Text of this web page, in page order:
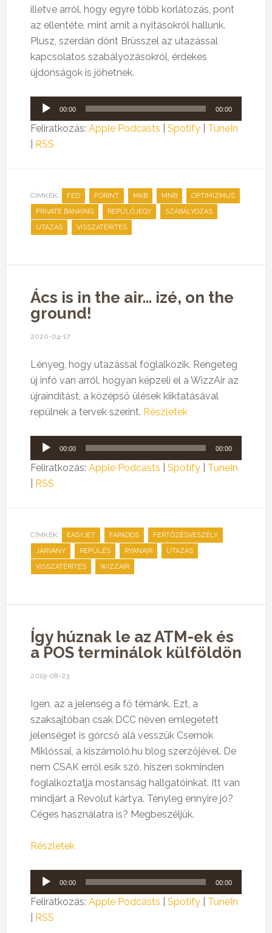
illetve arról, hogy egyre több korlátozás, pont
az ellentéte, mint amit a nyitásokról hallunk.
Plusz, szerdán dönt Brüsszel az utazással
kapcsolatos szabályozásokról, érdekes
újdonságok is jöhetnek.
Audió
lejátszó
00:00 00:00
Feliratkozás: Apple Podcasts Spotify| TuneIn
RSS
CÍMKÉK: FED , FORINT , MKB , MNB , OPTIMIZMUS ,
PRIVATE BANKING , REPÜLŐJEGY , SZABÁLYOZÁS ,
UTAZÁS , VISSZATÉRÍTÉS
Ács is in the air… izé, on the
ground!
2020-04-17
Lényeg, hogy utazással foglalkozik. Rengeteg
új infó van arról, hogyan képzeli el a WizzAir az
újraindítást, a középső ülések kiiktatásával
repülnek a tervek szerint. Részletek
Audió
lejátszó
00:00 00:00
Feliratkozás: Apple Podcasts Spotify| TuneIn
RSS
CÍMKÉK: EASYJET , FAPADOS , FERTŐZÉSVESZÉLY ,
JÁRVÁNY , REPÜLÉS , RYANAIR , UTAZÁS ,
VISSZATÉRÍTÉS , WIZZAIR
Így húznak le az ATM-ek és
a POS terminálok külföldön
2019-08-23
Igen, az a jelenség a fő témánk. Ezt, a
szaksajtóban csak DCC néven emlegetett
jelenséget is górcső alá vesszük Csernok
Miklóssal, a kiszámoló.hu blog szerzőjével. De
nem CSAK erről esik szó, hiszen sokminden
foglalkoztatja mostanság hallgatóinkat. Itt van
mindjárt a Revolut kártya. Tényleg ennyire jó?
Céges használatra is? Megbeszéljük.
Részletek
Audió
lejátszó
00:00 00:00
Feliratkozás: Apple Podcasts Spotify| TuneIn
RSS